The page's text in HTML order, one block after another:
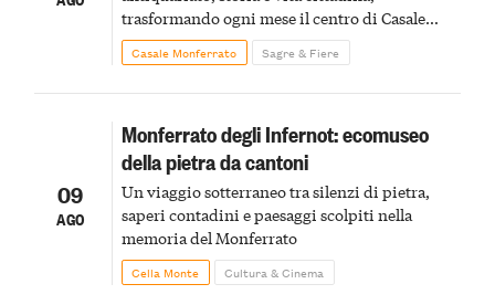
trasformando ogni mese il centro di Casale
Monferrato in un luogo di scoperta e racconto
Casale Monferrato Sagre & Fiere
09
AGO
Monferrato degli Infernot: ecomuseo
della pietra da cantoni
Un viaggio sotterraneo tra silenzi di pietra,
saperi contadini e paesaggi scolpiti nella
memoria del Monferrato
Cella Monte Cultura & Cinema